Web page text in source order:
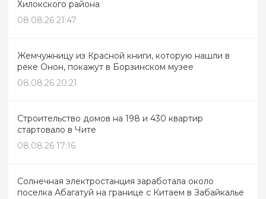
Хилокского района
08.08.26 21:47
Жемчужницу из Красной книги, которую нашли в
реке Онон, покажут в Борзинском музее
08.08.26 20:21
Строительство домов на 198 и 430 квартир
стартовало в Чите
08.08.26 17:16
Солнечная электростанция заработала около
поселка Абагатуй на границе с Китаем в Забайкалье